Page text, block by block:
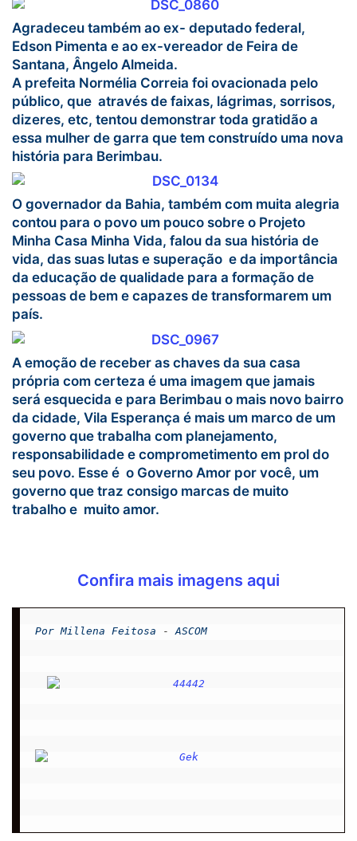
Agradeceu também ao ex- deputado federal,
Edson Pimenta e ao ex-vereador de Feira de
Santana, Ângelo Almeida.
A prefeita Normélia Correia foi ovacionada pelo
público, que através de faixas, lágrimas, sorrisos,
dizeres, etc, tentou demonstrar toda gratidão a
essa mulher de garra que tem construído uma nova
história para Berimbau.
O governador da Bahia, também com muita alegria
contou para o povo um pouco sobre o Projeto
Minha Casa Minha Vida, falou da sua história de
vida, das suas lutas e superação e da importância
da educação de qualidade para a formação de
pessoas de bem e capazes de transformarem um
país.
A emoção de receber as chaves da sua casa
própria com certeza é uma imagem que jamais
será esquecida e para Berimbau o mais novo bairro
da cidade, Vila Esperança é mais um marco de um
governo que trabalha com planejamento,
responsabilidade e comprometimento em prol do
seu povo. Esse é o Governo Amor por você, um
governo que traz consigo marcas de muito
trabalho e muito amor.
Confira mais imagens aqui
Por Millena Feitosa - ASCOM